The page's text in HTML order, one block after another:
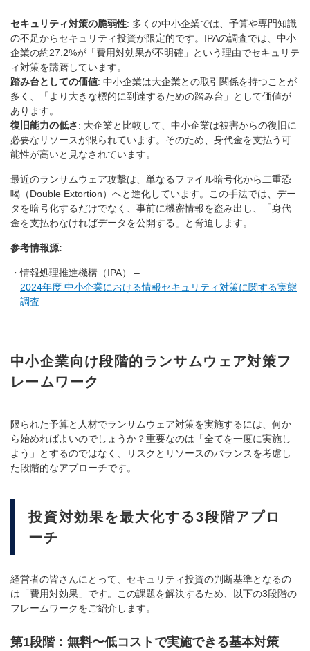
セキュリティ対策の脆弱性: 多くの中小企業では、予算や専門知識
の不足からセキュリティ投資が限定的です。IPAの調査では、中小
企業の約27.2%が「費用対効果が不明確」という理由でセキュリテ
ィ対策を躊躇しています。
踏み台としての価値: 中小企業は大企業との取引関係を持つことが
多く、「より大きな標的に到達するための踏み台」として価値が
あります。
復旧能力の低さ: 大企業と比較して、中小企業は被害からの復旧に
必要なリソースが限られています。そのため、身代金を支払う可
能性が高いと見なされています。
最近のランサムウェア攻撃は、単なるファイル暗号化から二重恐
喝（Double Extortion）へと進化しています。この手法では、デー
タを暗号化するだけでなく、事前に機密情報を盗み出し、「身代
金を支払わなければデータを公開する」と脅迫します。
参考情報源:
情報処理推進機構（IPA） –
2024年度 中小企業における情報セキュリティ対策に関する実態
調査
中小企業向け段階的ランサムウェア対策フ
レームワーク
限られた予算と人材でランサムウェア対策を実施するには、何か
ら始めればよいのでしょうか？重要なのは「全てを一度に実施し
よう」とするのではなく、リスクとリソースのバランスを考慮し
た段階的なアプローチです。
投資対効果を最大化する3段階アプロ
ーチ
経営者の皆さんにとって、セキュリティ投資の判断基準となるの
は「費用対効果」です。この課題を解決するため、以下の3段階の
フレームワークをご紹介します。
第1段階：無料〜低コストで実施できる基本対策